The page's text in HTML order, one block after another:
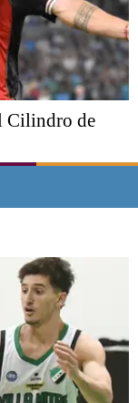
Cilindro de